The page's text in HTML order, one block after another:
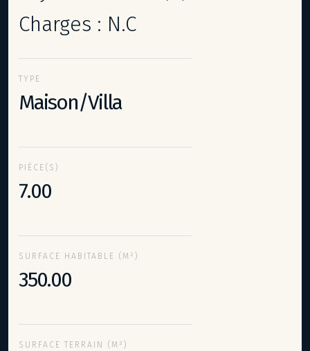
Charges : N.C
TYPE
Maison/Villa
PIÈCE(S)
7.00
SURFACE HABITABLE (M²)
350.00
SURFACE TERRAIN (M²)